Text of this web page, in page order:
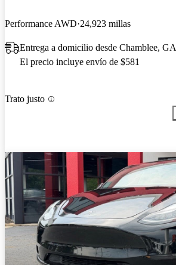
Performance AWD 24,923 millas
Entrega a domicilio desde Chamblee, GA
El precio incluye envío de $581
Trato justo